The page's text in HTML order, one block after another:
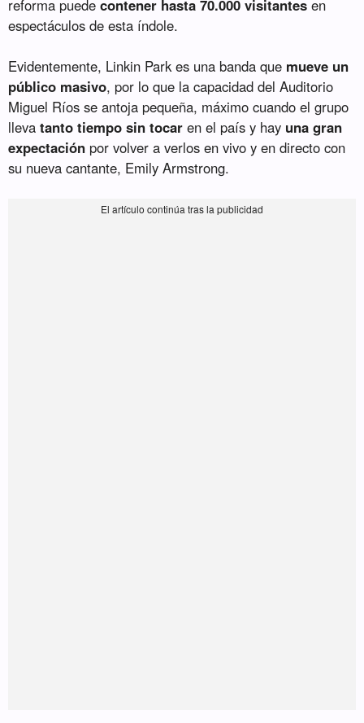
reforma puedecontener hasta 70.000 visitantes en
espectáculos de esta índole.
Evidentemente, Linkin Park es una banda que mueve un
público masivo, por lo que la capacidad del Auditorio
Miguel Ríos se antoja pequeña, máximo cuando el grupo
llevatanto tiempo sin tocar en el país y hay una gran
expectación por volver a verlos en vivo y en directo con
su nueva cantante, Emily Armstrong.